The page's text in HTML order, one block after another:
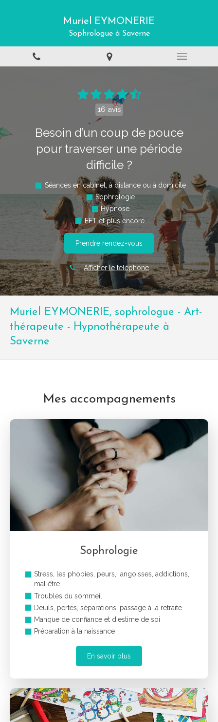
Muriel EYMONERIE
Sophrologue à Saverne
16 avis
Besoin d’un coup de pouce
pour traverser une période
difficile ?
Séances en cabinet, à distance ou à domicile
Sophrologie
Hypnose
EFT et plus encore.
Prendre rendez-vous
Afficher le téléphone
Muriel EYMONERIE, sophrologue - Art-
thérapeute - Hypnothérapeute à
Saverne
Mes accompagnements
Sophrologie
Stress, les phobies, peurs, angoisses, addictions,
mal être
Troubles du sommeil
Deuils, pertes, séparations, passage à la retraite
Manque de confiance et d'estime de soi
Préparation à la naissance
En savoir plus